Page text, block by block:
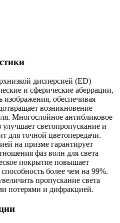
дисперсией (ED)
и сферические аберрации,
изображения, обеспечивая
возникновение
Многослойное антибликовое
светопропускание и
для точной цветопередачи.
на призме гарантирует
фаз волн для света
покрытие повышает
более чем на 99%.
пропускание света
потерями и дифракцией.